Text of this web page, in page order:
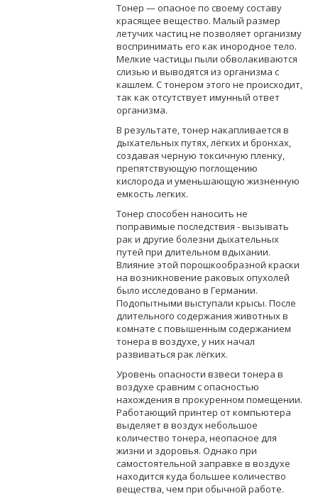
Тонер — опасное по своему составу
красящее вещество. Малый размер
летучих частиц не позволяет организму
воспринимать его как инородное тело.
Мелкие частицы пыли обволакиваются
слизью и выводятся из организма с
кашлем. С тонером этого не происходит,
так как отсутствует имунный ответ
организма.
В результате, тонер накапливается в
дыхательных путях, лёгких и бронхах,
создавая черную токсичную пленку,
препятствующую поглощению
кислорода и уменьшающую жизненную
емкость легких.
Тонер способен наносить не
поправимые последствия - вызывать
рак и другие болезни дыхательных
путей при длительном вдыхании.
Влияние этой порошкообразной краски
на возникновение раковых опухолей
было исследовано в Германии.
Подопытными выступали крысы. После
длительного содержания животных в
комнате с повышенным содержанием
тонера в воздухе, у них начал
развиваться рак лёгких.
Уровень опасности взвеси тонера в
воздухе сравним с опасностью
нахождения в прокуренном помещении.
Работающий принтер от компьютера
выделяет в воздух небольшое
количество тонера, неопасное для
жизни и здоровья. Однако при
самостоятельной заправке в воздухе
находится куда большее количество
вещества, чем при обычной работе.